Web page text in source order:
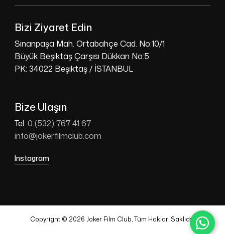
Bizi Ziyaret Edin
Sinanpaşa Mah. Ortabahçe Cad. No:10/1
Büyük Beşiktaş Çarşısı Dükkan No:5
PK: 34022 Beşiktaş / İSTANBUL
Bize Ulaşın
Tel: 0 (532) 767 41 67
info@jokerfilmclub.com
Instagram
Copyright © 2026 Joker Film Club, Tüm Hakları Saklıdır.